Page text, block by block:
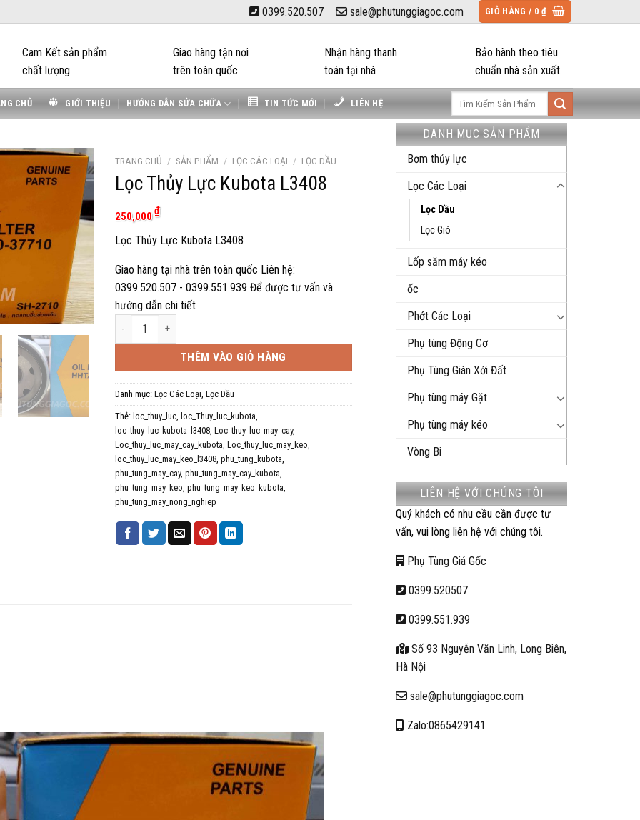
0399.520.507 sale@phutunggiagoc.com GIỎ HÀNG / 0 ₫
Cam Kết sản phẩm
chất lượng
Giao hàng tận nơi
trên toàn quốc
Nhận hàng thanh
toán tại nhà
Bảo hành theo tiêu
chuẩn nhà sản xuất.
CHỦ GIỚI THIỆU HƯỚNG DẪN SỬA CHỮA TIN TỨC MỚI LIÊN HỆ
DANH MỤC SẢN PHẨM
Bơm thủy lực
Lọc Các Loại
Lọc Dầu
Lọc Gió
Lốp săm máy kéo
ốc
Phớt Các Loại
Phụ tùng Động Cơ
Phụ Tùng Giàn Xới Đất
Phụ tùng máy Gặt
Phụ tùng máy kéo
Vòng Bi
LIÊN HỆ VỚI CHÚNG TÔI
Quý khách có nhu cầu cần được tư
vấn, vui lòng liên hệ với chúng tôi.
Phụ Tùng Giá Gốc
0399.520507
0399.551.939
Số 93 Nguyễn Văn Linh, Long Biên,
Hà Nội
sale@phutunggiagoc.com
Zalo:0865429141
TRANG CHỦ / SẢN PHẨM / LỌC CÁC LOẠI / LỌC DẦU
Lọc Thủy Lực Kubota L3408
250,000₫
Lọc Thủy Lực Kubota L3408
Giao hàng tại nhà trên toàn quốc Liên hệ:
0399.520.507 - 0399.551.939 Để được tư vấn và
hướng dẫn chi tiết
Lọc Thủy Lực Kubota L3408 số lượng
THÊM VÀO GIỎ HÀNG
Danh mục: Lọc Các Loại Lọc Dầu
Thẻ: loc_thuy_luc, loc_Thuy_luc_kubota
loc_thuy_luc_kubota_l3408, Loc_thuy_luc_may_cay,
Loc_thuy_luc_may_cay_kubota Loc_thuy_luc_may_keo
loc_thuy_luc_may_keo_l3408, phu_tung_kubota
phu_tung_may_cay, phu_tung_may_cay_kubota
phu_tung_may_keo phu_tung_may_keo_kubota
phu_tung_may_nong_nghiep